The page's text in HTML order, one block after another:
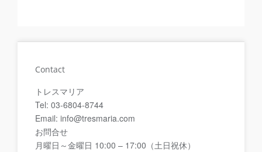
Contact
トレスマリア
Tel: 03-6804-8744
Email: info@tresmaria.com
お問合せ
月曜日～金曜日 10:00 – 17:00（土日祝休）